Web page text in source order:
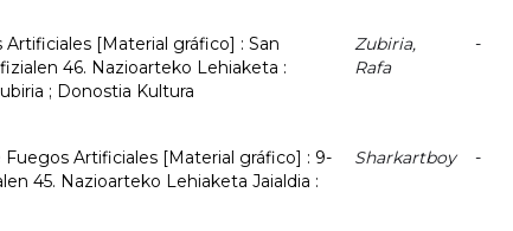
[Material gráfico] : San
46. Nazioarteko Lehiaketa :
; Donostia Kultura
Zubiria,
Rafa
-
Artificiales [Material gráfico] : 9-
45. Nazioarteko Lehiaketa Jaialdia :
Sharkartboy -